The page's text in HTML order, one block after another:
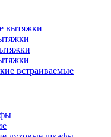
вытяжки
встраиваемые